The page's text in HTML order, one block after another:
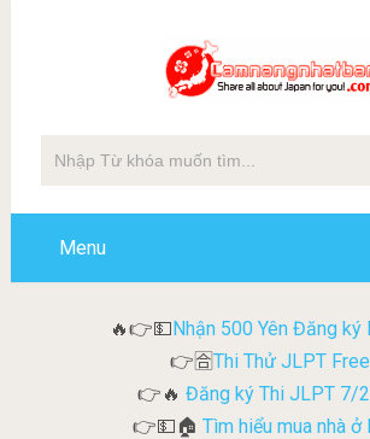
Menu
🔥👉💵Nhận 500 Yên Đăng ký
👉🈴Thi Thử JLPT Free
👉🔥 Đăng ký Thi JLPT 7/
👉💵🏠Tìm hiểu mua nhà ở